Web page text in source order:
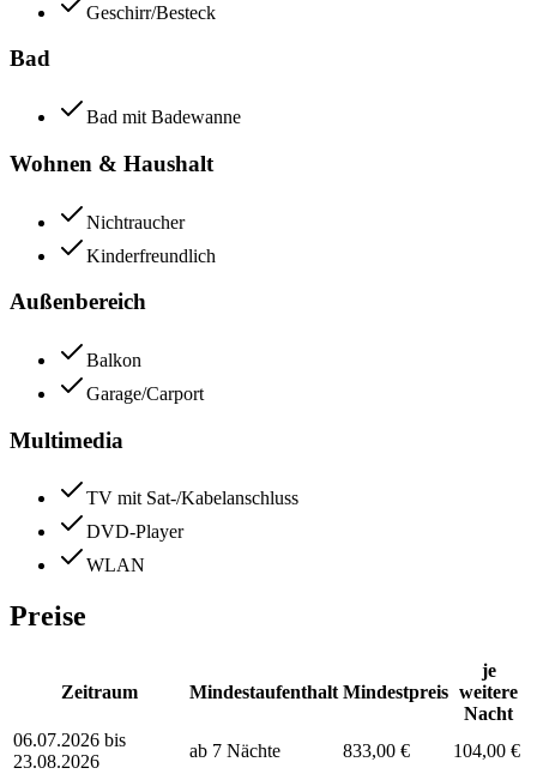
Geschirr/Besteck
Bad
Bad mit Badewanne
Wohnen & Haushalt
Nichtraucher
Kinderfreundlich
Außenbereich
Balkon
Garage/Carport
Multimedia
TV mit Sat-/Kabelanschluss
DVD-Player
WLAN
Preise
Zeitraum Mindestaufenthalt Mindestpreis
je
weitere
Nacht
06.07.2026 bis
23.08.2026
ab 7 Nächte 833,00 €
104,00 €